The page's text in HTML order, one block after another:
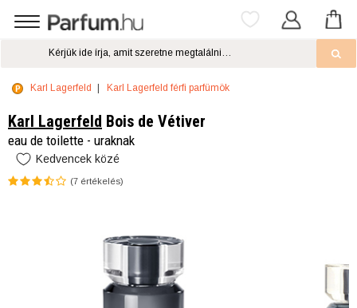
Karl Lagerfeld Karl Lagerfeld férfi parfümök
Karl Lagerfeld Bois de Vétiver
eau de toilette - uraknak
Kedvencek közé
(7 értékelés)